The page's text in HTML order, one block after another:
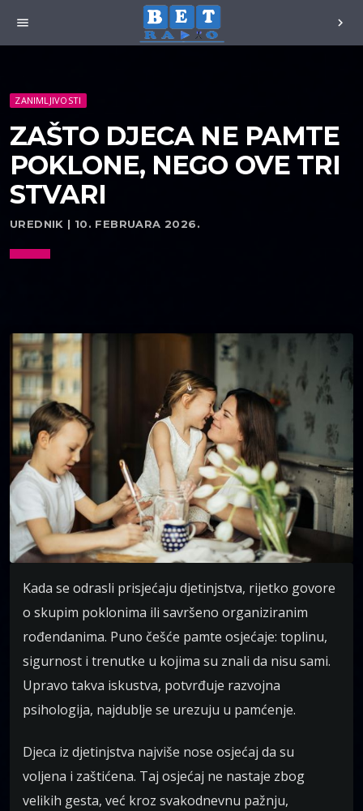
menu chevron_right
ZANIMLJIVOSTI
ZAŠTO DJECA NE PAMTE
POKLONE, NEGO OVE TRI
STVARI
UREDNIK | 10. FEBRUARA 2026.
Kada se odrasli prisjećaju djetinjstva, rijetko govore
o skupim poklonima ili savršeno organiziranim
rođendanima. Puno češće pamte osjećaje: toplinu,
sigurnost i trenutke u kojima su znali da nisu sami.
Upravo takva iskustva, potvrđuje razvojna
psihologija, najdublje se urezuju u pamćenje.
Djeca iz djetinjstva najviše nose osjećaj da su
voljena i zaštićena. Taj osjećaj ne nastaje zbog
velikih gesta, već kroz svakodnevnu pažnju,